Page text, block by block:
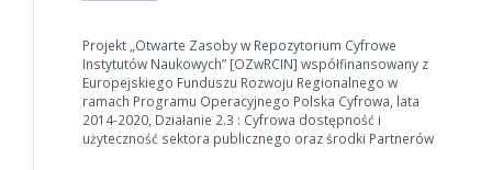
Projekt „Otwarte Zasoby w Repozytorium Cyfrowe
Instytutów Naukowych” [OZwRCIN] współfinansowany z
Europejskiego Funduszu Rozwoju Regionalnego w
ramach Programu Operacyjnego Polska Cyfrowa, lata
2014-2020, Działanie 2.3 : Cyfrowa dostępność i
użyteczność sektora publicznego oraz środki Partnerów